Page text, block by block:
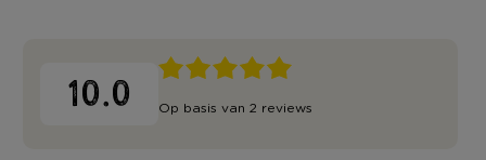
10.0 Op basis van 2 reviews